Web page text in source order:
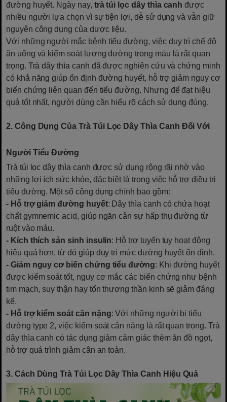
đường huyết. Ngày nay, trà túi lọc dây thìa canh được
nhiều người lựa chọn vì sự tiện lợi, dễ sử dụng và vẫn giữ
nguyên công dụng của dược liệu.
Với những người mắc bệnh tiểu đường, việc duy trì chế độ
ăn uống và kiểm soát lượng đường trong máu là rất quan
trọng. Trà dây thìa canh đã được nghiên cứu và chứng minh
có khả năng giúp ổn định đường huyết, hỗ trợ giảm nguy cơ
biến chứng liên quan đến tiểu đường. Nhưng để đạt hiệu
quả tốt nhất, người dùng cần hiểu rõ cách sử dụng đúng.
2. Công Dụng Của Trà Túi Lọc Dây Thìa Canh Đối Với
Người Tiểu Đường
Trà túi lọc dây thìa canh được sử dụng rộng rãi nhờ vào
những lợi ích sức khỏe, đặc biệt là trong việc hỗ trợ điều trị
tiểu đường. Một số công dụng chính bao gồm:
- Hỗ trợ giảm đường huyết: Dây thìa canh có chứa hoạt
chất gymnemic acid, giúp ngăn cản sự hấp thụ đường từ
ruột vào máu.
- Kích thích sản sinh insulin: Hỗ trợ tuyến tụy hoạt động
hiệu quả hơn, từ đó giúp duy trì mức đường huyết ổn định.
- Giảm nguy cơ biến chứng tiểu đường: Khi đường huyết
được kiểm soát tốt, nguy cơ mắc các biến chứng như bệnh
tim mạch, suy thận hay tổn thương thần kinh sẽ giảm đáng
kể.
- Hỗ trợ kiểm soát cân nặng: Với những người bị tiểu
đường type 2, việc kiểm soát cân nặng là rất quan trọng. Trà
dây thìa canh có tác dụng giảm cảm giác thèm ăn đồ ngọt,
hỗ trợ quá trình giảm cân an toàn.
3. Cách Dùng Trà Túi Lọc Dây Thìa Canh Hiệu Quả